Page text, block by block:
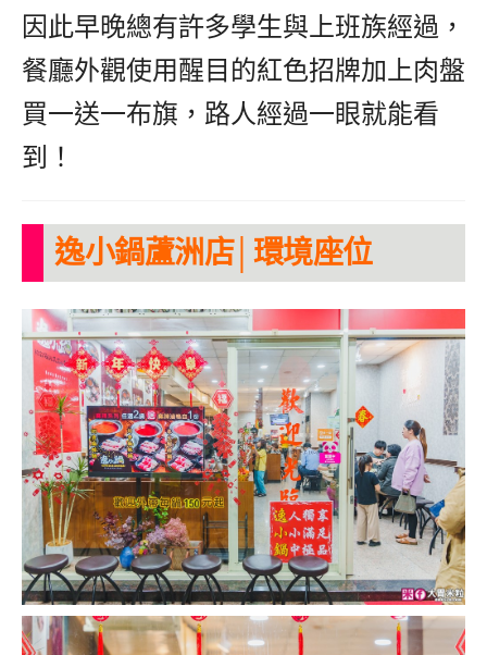
因此早晚總有許多學生與上班族經過，
餐廳外觀使用醒目的紅色招牌加上肉盤
買一送一布旗，路人經過一眼就能看
到！
逸小鍋蘆洲店│環境座位